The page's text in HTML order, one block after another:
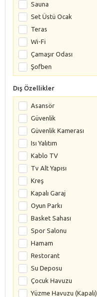
Sauna
Set Üstü Ocak
Teras
Wi-Fi
Çamaşır Odası
Şofben
Dış Özellikler
Asansör
Güvenlik
Güvenlik Kamerası
Isı Yalıtım
Kablo TV
Tv Alt Yapısı
Kreş
Kapalı Garaj
Oyun Parkı
Basket Sahası
Spor Salonu
Hamam
Restorant
Su Deposu
Çocuk Havuzu
Yüzme Havuzu (Kapalı)